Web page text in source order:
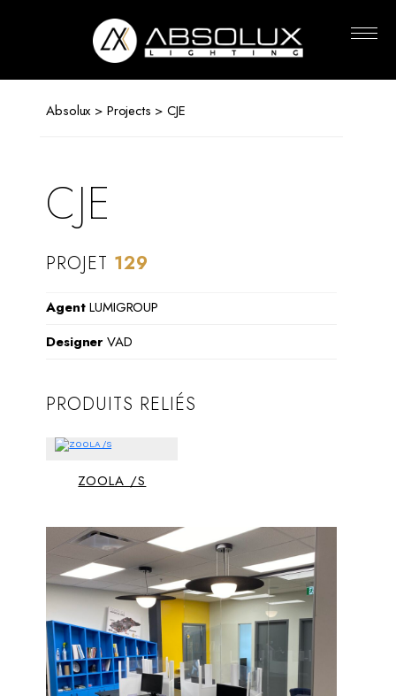
Absolux > Projects > CJE
CJE
PROJET 129
AgentLUMIGROUP
DesignerVAD
PRODUITS RELIÉS
ZOOLA /S